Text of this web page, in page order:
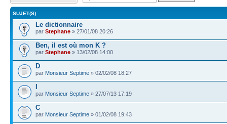
SUJET(S)
Le dictionnaire
par Stephane » 27/01/08 20:26
Ben, il est où mon K ?
par Stephane » 13/02/08 14:00
D
par Monsieur Septime » 02/02/08 18:27
par Monsieur Septime » 27/07/13 17:19
C
par Monsieur Septime » 01/02/08 19:43